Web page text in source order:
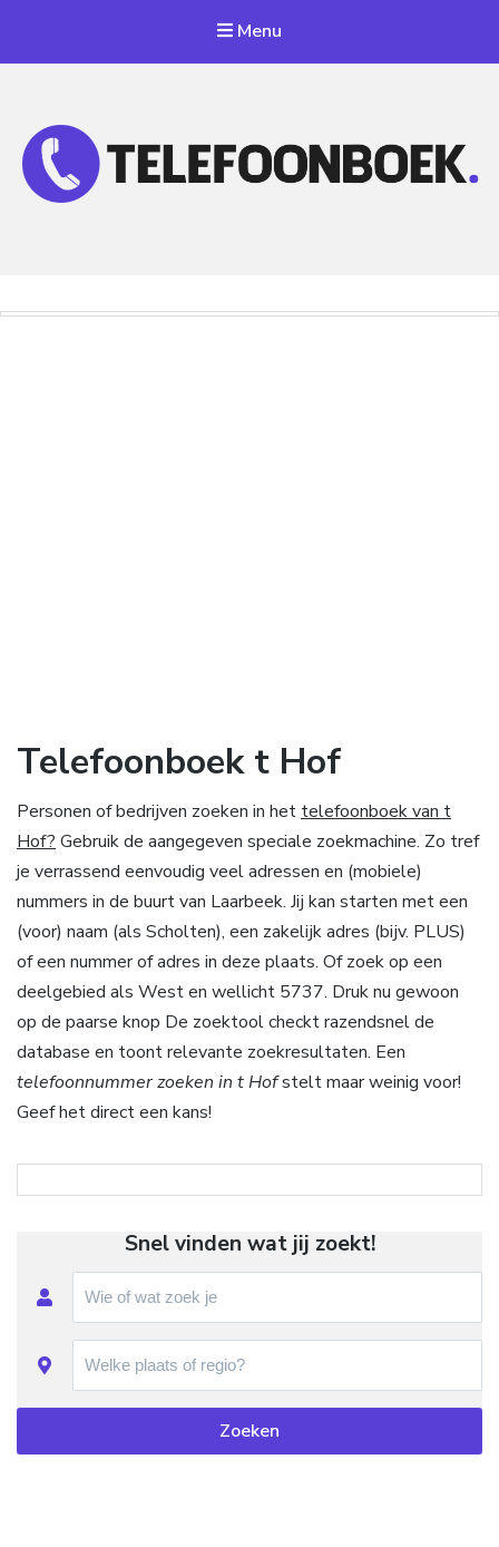
Menu
Telefoonboek t Hof
Personen of bedrijven zoeken in het telefoonboek van t
Hof? Gebruik de aangegeven speciale zoekmachine. Zo tref
je verrassend eenvoudig veel adressen en (mobiele)
nummers in de buurt van Laarbeek. Jij kan starten met een
(voor) naam (als Scholten), een zakelijk adres (bijv. PLUS)
of een nummer of adres in deze plaats. Of zoek op een
deelgebied als West en wellicht 5737. Druk nu gewoon
op de paarse knop De zoektool checkt razendsnel de
database en toont relevante zoekresultaten. Een
telefoonnummer zoeken in t Hofstelt maar weinig voor!
Geef het direct een kans!
Snel vinden wat jij zoekt!